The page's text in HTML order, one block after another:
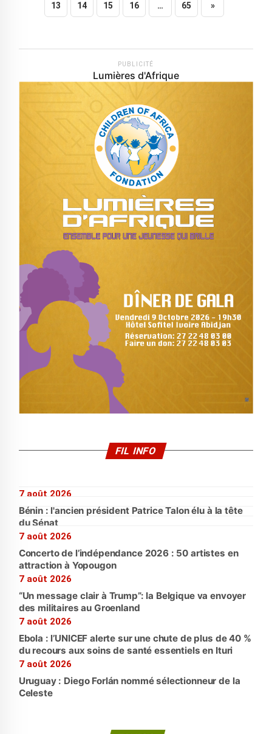
13 14 15 16 … 65 »
PUBLICITÉ
Lumières d'Afrique
FIL INFO
7 août 2026
Bénin : l'ancien président Patrice Talon élu à la tête
du Sénat
7 août 2026
Concerto de l’indépendance 2026 : 50 artistes en
attraction à Yopougon
7 août 2026
“Un message clair à Trump”: la Belgique va envoyer
des militaires au Groenland
7 août 2026
Ebola : l’UNICEF alerte sur une chute de plus de 40 %
du recours aux soins de santé essentiels en Ituri
7 août 2026
Uruguay : Diego Forlán nommé sélectionneur de la
Celeste